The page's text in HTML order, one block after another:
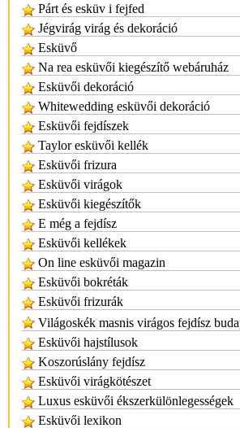
Párt és esküv i fejfed
Jégvirág virág és dekoráció
Esküvő
Na rea esküvői kiegészítő webáruház
Esküvői dekoráció
Whitewedding esküvői dekoráció
Esküvői fejdíszek
Taylor esküvői kellék
Esküvői frizura
Esküvői virágok
Esküvői kiegészítők
E még a fejdísz
Esküvői kellékek
On line esküvői magazin
Esküvői bokréták
Esküvői frizurák
Világoskék masnis virágos fejdísz
Esküvői hajstílusok
Koszorúslány fejdísz
Esküvői virágkötészet
Luxus esküvői ékszerkülönlegességek
Esküvői lexikon